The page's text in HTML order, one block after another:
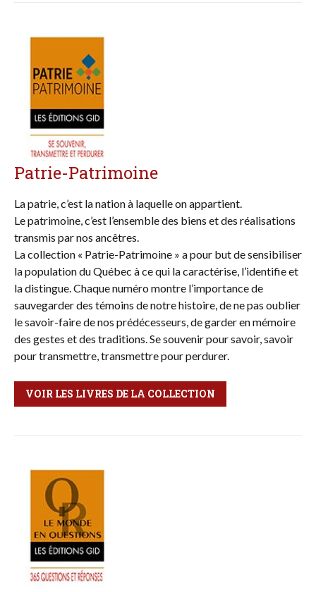
Patrie-Patrimoine
La patrie, c’est la nation à laquelle on appartient.
Le patrimoine, c’est l’ensemble des biens et des réalisations
transmis par nos ancêtres.
La collection « Patrie-Patrimoine » a pour but de sensibiliser
la population du Québec à ce qui la caractérise, l’identifie et
la distingue. Chaque numéro montre l’importance de
sauvegarder des témoins de notre histoire, de ne pas oublier
le savoir-faire de nos prédécesseurs, de garder en mémoire
des gestes et des traditions. Se souvenir pour savoir, savoir
pour transmettre, transmettre pour perdurer.
VOIR LES LIVRES DE LA COLLECTION